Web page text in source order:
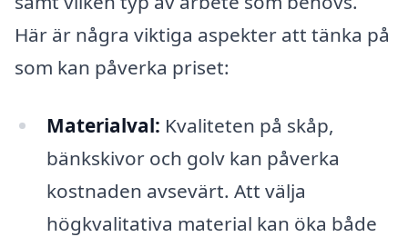
Här är några viktiga aspekter att tänka på
som kan påverka priset:
Materialval: Kvaliteten på skåp,
bänkskivor och golv kan påverka
kostnaden avsevärt. Att välja
högkvalitativa material kan öka både